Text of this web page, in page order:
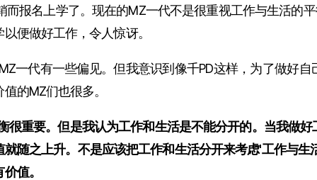
而报名上学了。现在的MZ一代不是很重视工作与生活的
便做好工作，令人惊讶。
一代有一些偏见。但我意识到像千PD这样，为了做好
的MZ们也很多。
很重要。但是我认为工作和生活是不能分开的。当我做
随之上升。不是应该把工作和生活分开来考虑'工作与生
值。